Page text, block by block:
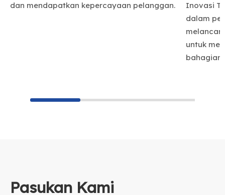
dan mendapatkan kepercayaan pelanggan.
Inovasi
dalam
untuk
bahagian
Pasukan Kami